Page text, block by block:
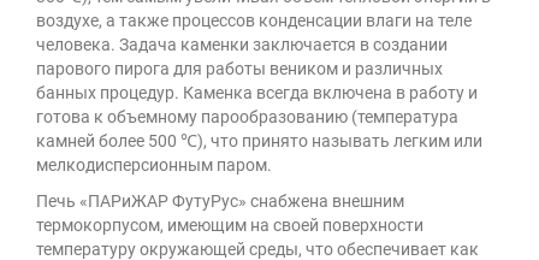
воздухе, а также процессов конденсации влаги на теле
человека. Задача каменки заключается в создании
парового пирога для работы веником и различных
банных процедур. Каменка всегда включена в работу и
готова к объемному парообразованию (температура
камней более 500 ℃), что принято называть легким или
мелкодисперсионным паром.
Печь «ПАРиЖАР ФутуРус» снабжена внешним
термокорпусом, имеющим на своей поверхности
температуру окружающей среды, что обеспечивает как